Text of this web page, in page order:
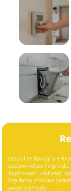
Zespół redakcyjny e-
budownictwa i ogrodu.
inspirować i ułatwiać
Składamy złożone
swoje pomysły!